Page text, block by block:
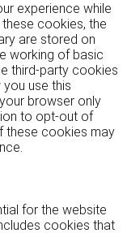
experience while
cookies, the
are stored on
working of basic
third-party cookies
use this
browser only
to opt-out of
these cookies may
for the website
cookies that